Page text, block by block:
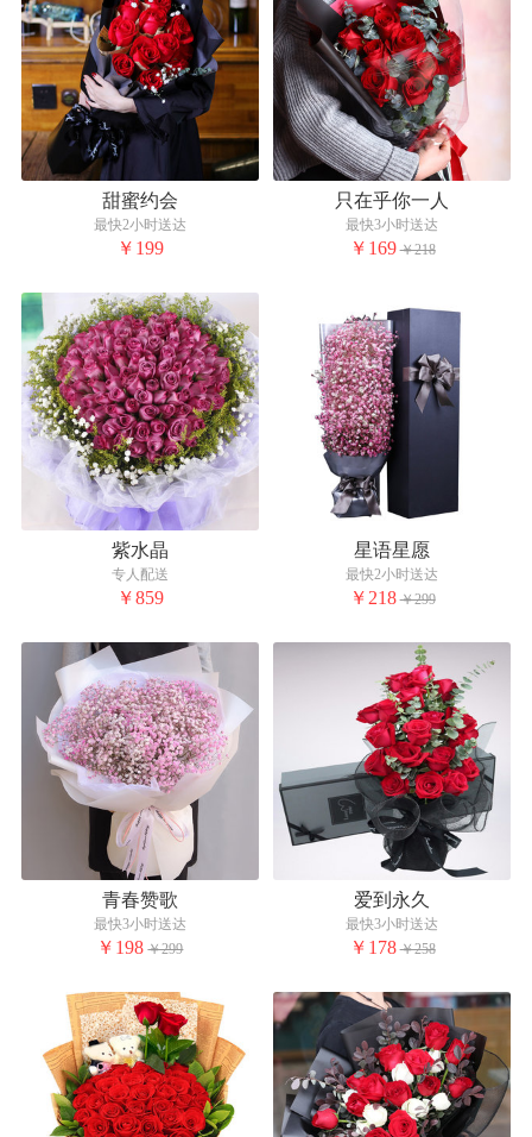
甜蜜约会
最快2小时送达
￥199
只在乎你一人
最快3小时送达
￥169 ￥218
紫水晶
专人配送
￥859
星语星愿
最快2小时送达
￥218 ￥299
青春赞歌
最快3小时送达
￥198 ￥299
爱到永久
最快3小时送达
￥178 ￥258